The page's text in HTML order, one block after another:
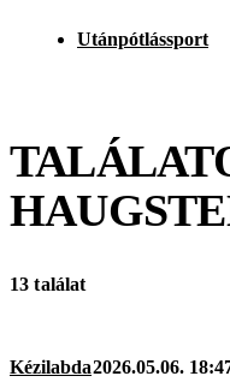
Utánpótlássport
13 találat
Kézilabda2026.05.06.